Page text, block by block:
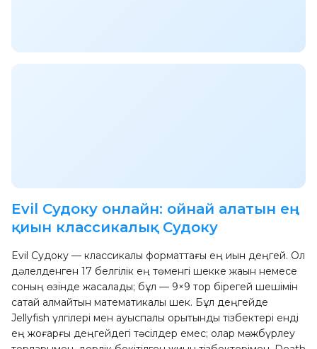
Evil Судоку онлайн: ойнай алатын ең
қиын классикалық Судоку
Evil Судоку — классикалық форматтағы ең қиын деңгей. Ол
дәлелденген 17 белгілік ең төменгі шекке жақын немесе
соның өзінде жасалады; бұл — 9×9 тор бірегей шешімін
сақтай алмайтын математикалық шек. Бұл деңгейде
Jellyfish үлгілері мен ауыспалы қорытынды тізбектері енді
ең жоғарғы деңгейдегі тәсілдер емес; олар мәжбүрлеу